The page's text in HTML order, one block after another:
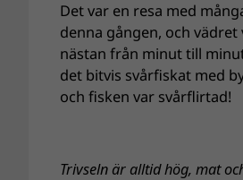
Det var en resa med
denna gången, och vädret
nästan från minut till
det bitvis svårfiskat med
och fisken var svårflirtad!
Trivseln är alltid hög, mat